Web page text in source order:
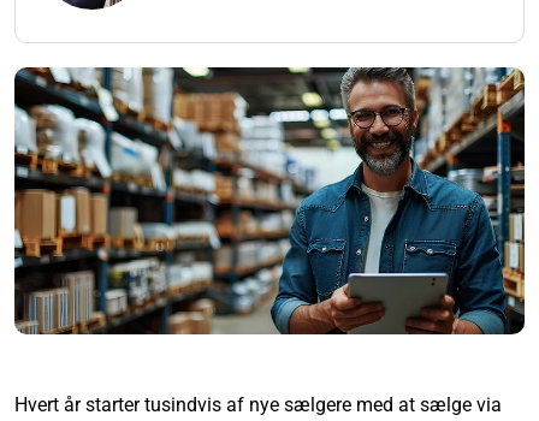
Hvert år starter tusindvis af nye sælgere med at sælge via